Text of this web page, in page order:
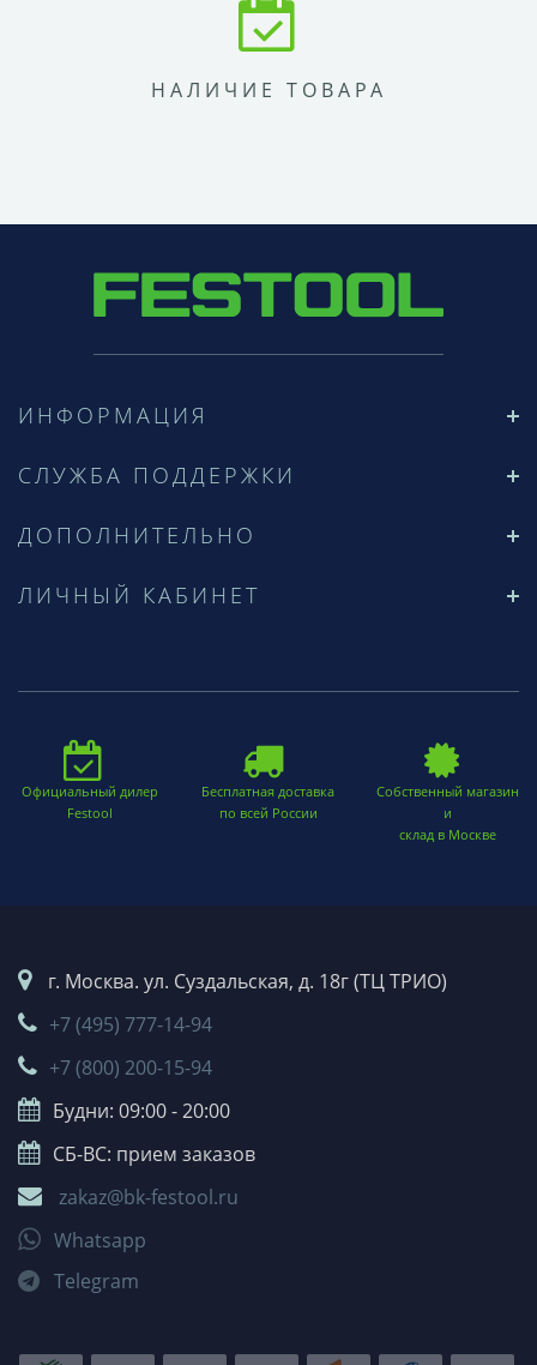
НАЛИЧИЕ ТОВАРА
ИНФОРМАЦИЯ
СЛУЖБА ПОДДЕРЖКИ
ДОПОЛНИТЕЛЬНО
ЛИЧНЫЙ КАБИНЕТ
Официальный дилер
Festool
Бесплатная доставка
по всей России
Собственный магазин
и
склад в Москве
г. Москва. ул. Суздальская, д. 18г (ТЦ ТРИО)
+7 (495) 777-14-94
+7 (800) 200-15-94
Будни: 09:00 - 20:00
СБ-ВС: прием заказов
zakaz@bk-festool.ru
Whatsapp
Telegram